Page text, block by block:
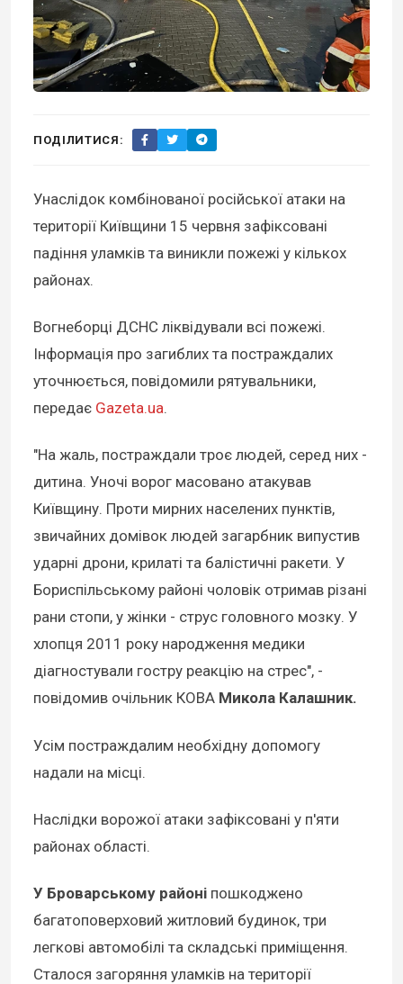
ПОДІЛИТИСЯ:
Унаслідок комбінованої російської атаки на
території Київщини 15 червня зафіксовані
падіння уламків та виникли пожежі у кількох
районах.
Вогнеборці ДСНС ліквідували всі пожежі.
Інформація про загиблих та постраждалих
уточнюється, повідомили рятувальники,
передає Gazeta.ua.
"На жаль, постраждали троє людей, серед них -
дитина. Уночі ворог масовано атакував
Київщину. Проти мирних населених пунктів,
звичайних домівок людей загарбник випустив
ударні дрони, крилаті та балістичні ракети. У
Бориспільському районі чоловік отримав різані
рани стопи, у жінки - струс головного мозку. У
хлопця 2011 року народження медики
діагностували гостру реакцію на стрес", -
повідомив очільник КОВА Микола Калашник.
Усім постраждалим необхідну допомогу
надали на місці.
Наслідки ворожої атаки зафіксовані у п'яти
районах області.
У Броварському районі пошкоджено
багатоповерховий житловий будинок, три
легкові автомобілі та складські приміщення.
Сталося загоряння уламків на території